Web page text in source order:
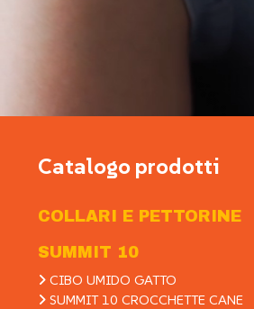
Catalogo prodotti
COLLARI E PETTORINE
SUMMIT 10
CIBO UMIDO GATTO
SUMMIT 10 CROCCHETTE CANE